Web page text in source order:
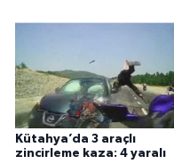
Kütahya’da 3 araçlı
zincirleme kaza: 4 yaralı